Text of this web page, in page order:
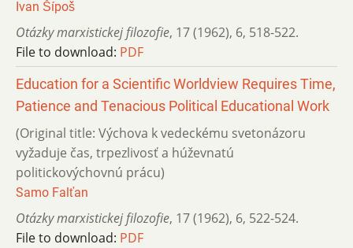
Ivan Šípoš
Otázky marxistickej filozofie, 17 (1962), 6, 518-522.
File to download: PDF
Education for a Scientific Worldview Requires Time,
Patience and Tenacious Political Educational Work
(Original title: Výchova k vedeckému svetonázoru
vyžaduje čas, trpezlivosť a húževnatú
politickovýchovnú prácu)
Samo Falťan
Otázky marxistickej filozofie, 17 (1962), 6, 522-524.
File to download: PDF